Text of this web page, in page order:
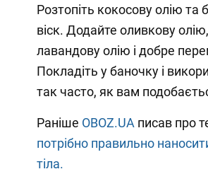
Розтопіть кокосову олію та
віск. Додайте оливкову
лавандову олію і добре
Покладіть у баночку і
так часто, як вам
Раніше OBOZ.UA писав про
потрібно правильно
тіла.